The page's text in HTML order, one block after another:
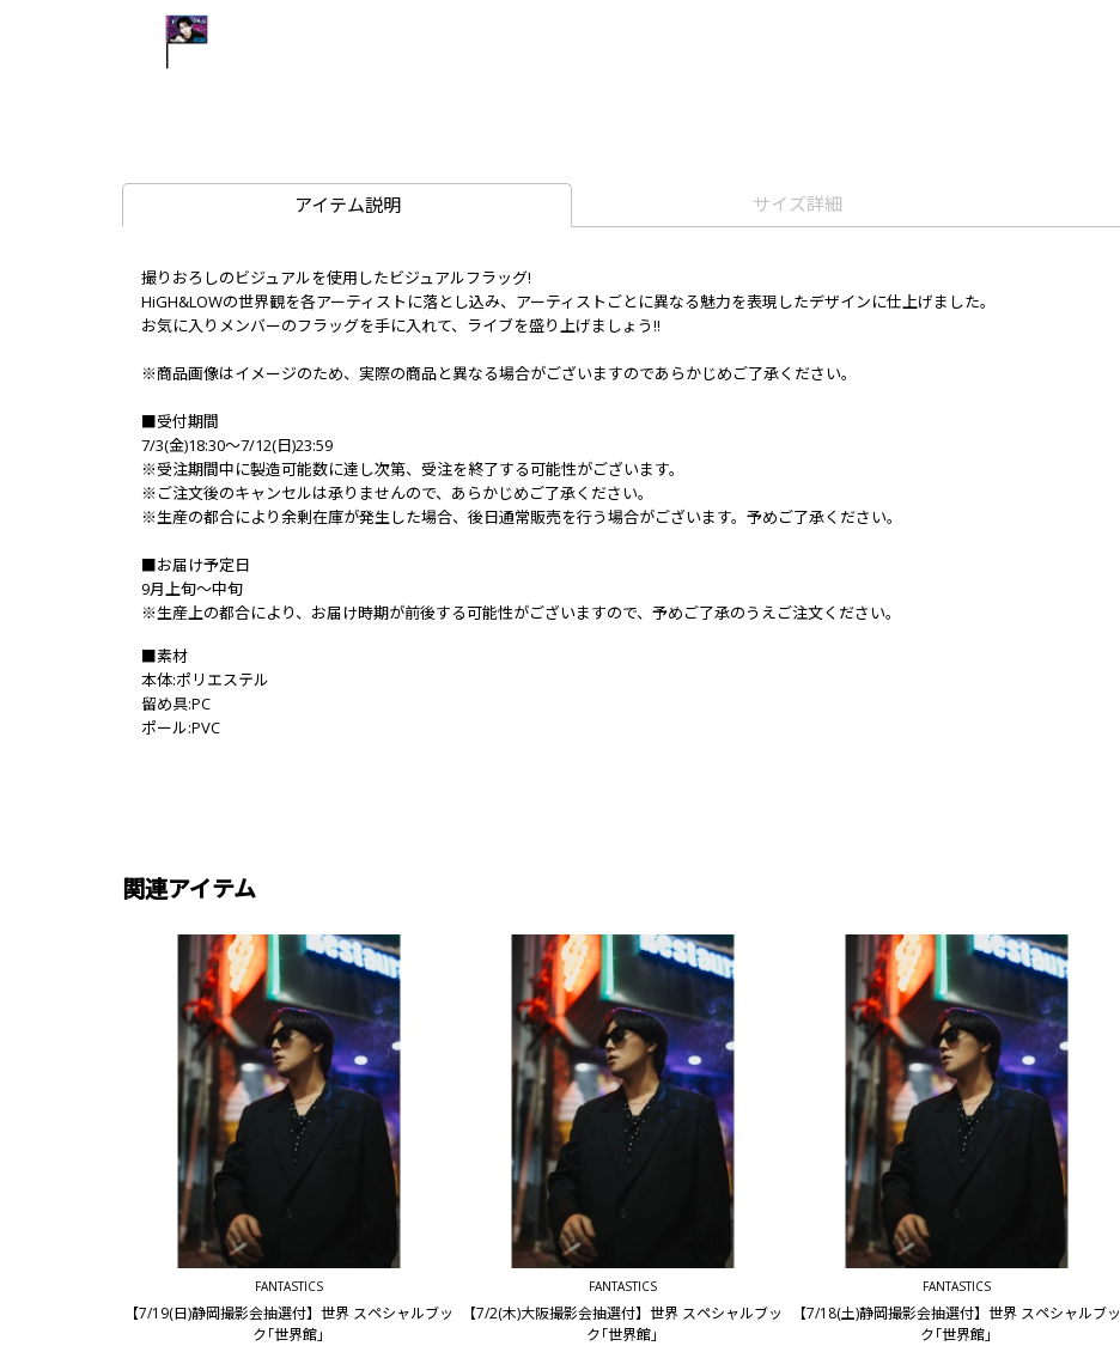
アイテム説明 サイズ詳細
撮りおろしのビジュアルを使用したビジュアルフラッグ!
HiGH&LOWの世界観を各アーティストに落とし込み、アーティストごとに異なる魅力を表現したデザインに仕上げました。
お気に入りメンバーのフラッグを手に入れて、ライブを盛り上げましょう!!
※商品画像はイメージのため、実際の商品と異なる場合がございますのであらかじめご了承ください。
■受付期間
7/3(金)18:30～7/12(日)23:59
※受注期間中に製造可能数に達し次第、受注を終了する可能性がございます。
※ご注文後のキャンセルは承りませんので、あらかじめご了承ください。
※生産の都合により余剰在庫が発生した場合、後日通常販売を行う場合がございます。予めご了承ください。
■お届け予定日
9月上旬～中旬
※生産上の都合により、お届け時期が前後する可能性がございますので、予めご了承のうえご注文ください。
■素材
本体:ポリエステル
留め具:PC
ポール:PVC
関連アイテム
FANTASTICS
【7/19(日)静岡撮影会抽選付】世界 スペシャルブッ
ク｢世界館｣
FANTASTICS
【7/2(木)大阪撮影会抽選付】世界 スペシャルブッ
ク｢世界館｣
FANTASTICS
【7/18(土)静岡撮影会抽選付】世界 スペシャルブッ
ク｢世界館｣